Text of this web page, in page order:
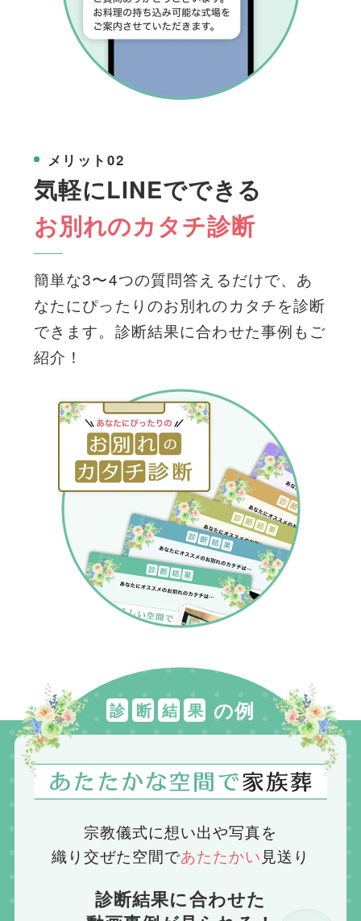
メリット02
気軽にLINEでできる
お別れのカタチ診断
簡単な3〜4つの質問答えるだけで、あ
なたにぴったりのお別れのカタチを診断
できます。診断結果に合わせた事例もご
紹介！
診 断 結 果 の例
宗教儀式に想い出や写真を
織り交ぜた空間であたたかい 見送り
診断結果に合わせた